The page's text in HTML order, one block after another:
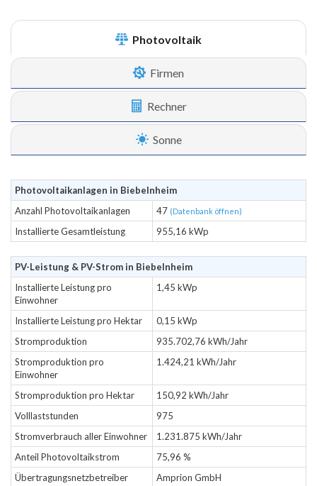
Photovoltaik
Firmen
Rechner
Sonne
Photovoltaikanlagen in Biebelnheim
Anzahl Photovoltaikanlagen
47 (Datenbank öffnen)
Installierte Gesamtleistung 955,16 kWp
PV-Leistung & PV-Strom in Biebelnheim
Installierte Leistung pro
Einwohner
1,45 kWp
Installierte Leistung pro Hektar
0,15 kWp
Stromproduktion
935.702,76 kWh/Jahr
Stromproduktion pro
Einwohner
1.424,21 kWh/Jahr
Stromproduktion pro Hektar
150,92 kWh/Jahr
Volllaststunden
975
Stromverbrauch aller Einwohner
1.231.875 kWh/Jahr
Anteil Photovoltaikstrom
75,96 %
Übertragungsnetzbetreiber
Amprion GmbH